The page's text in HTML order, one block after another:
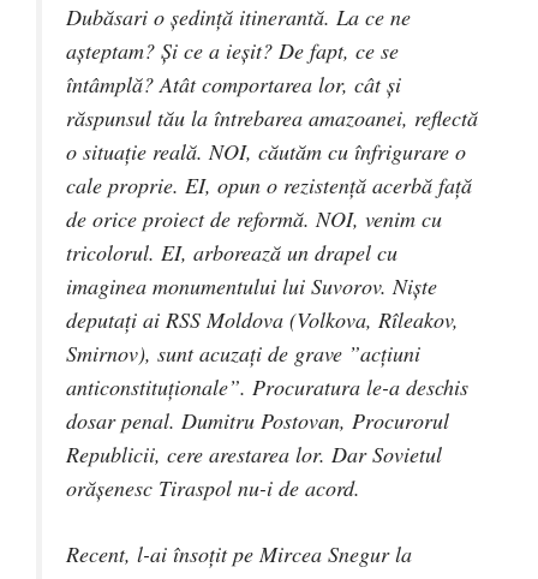
Dubăsari o ședință itinerantă. La ce ne
așteptam? Și ce a ieșit? De fapt, ce se
întâmplă? Atât comportarea lor, cât și
răspunsul tău la întrebarea amazoanei, reflectă
o situație reală. NOI, căutăm cu înfrigurare o
cale proprie. EI, opun o rezistență acerbă față
de orice proiect de reformă. NOI, venim cu
tricolorul. EI, arborează un drapel cu
imaginea monumentului lui Suvorov. Niște
deputați ai RSS Moldova (Volkova, Rîleakov,
Smirnov), sunt acuzați de grave ”acțiuni
anticonstituționale”. Procuratura le-a deschis
dosar penal. Dumitru Postovan, Procurorul
Republicii, cere arestarea lor. Dar Sovietul
orășenesc Tiraspol nu-i de acord.
Recent, l-ai însoțit pe Mircea Snegur la